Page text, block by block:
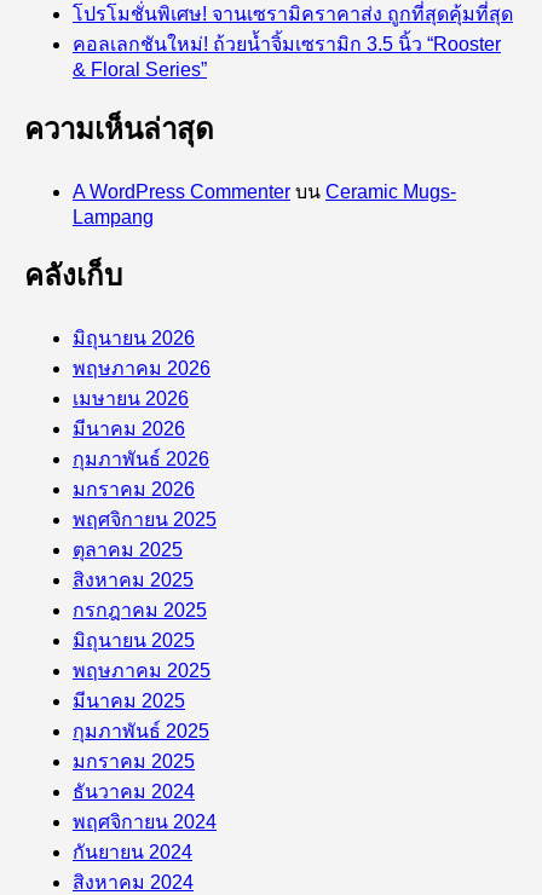
โปรโมชั่นพิเศษ! จานเซรามิคราคาส่ง ถูกที่สุดคุ้มที่สุด
คอลเลกชันใหม่! ถ้วยน้ำจิ้มเซรามิก 3.5 นิ้ว “Rooster
& Floral Series”
ความเห็นล่าสุด
A WordPress Commenter บน Ceramic Mugs-
Lampang
คลังเก็บ
มิถุนายน 2026
พฤษภาคม 2026
เมษายน 2026
มีนาคม 2026
กุมภาพันธ์ 2026
มกราคม 2026
พฤศจิกายน 2025
ตุลาคม 2025
สิงหาคม 2025
กรกฎาคม 2025
มิถุนายน 2025
พฤษภาคม 2025
มีนาคม 2025
กุมภาพันธ์ 2025
มกราคม 2025
ธันวาคม 2024
พฤศจิกายน 2024
กันยายน 2024
สิงหาคม 2024